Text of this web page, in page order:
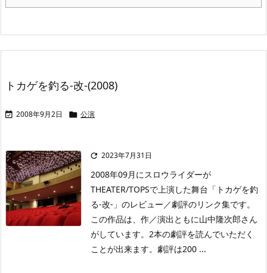
トカゲを釣る-改-(2008)
 2008年9月2日  公演
 2023年7月31日
2008年09月にスロウライダーが
THEATER/TOPSで上演した舞台「トカゲを釣
る-改-」のレビュー／劇評のリンク集です。
この作品は、作／演出ともに山中隆次郎さん
がしています。2本の劇評を読んでいただく
ことが出来ます。劇評は200 ...